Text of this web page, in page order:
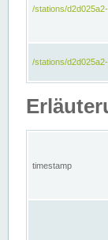
/stations/
/stations/
timestamp